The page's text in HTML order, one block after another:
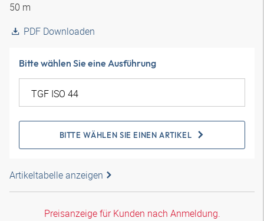
50 m
PDF Downloaden
Bitte wählen Sie eine Ausführung
BITTE WÄHLEN SIE EINEN ARTIKEL
Artikeltabelle anzeigen
Preisanzeige für Kunden nach Anmeldung.